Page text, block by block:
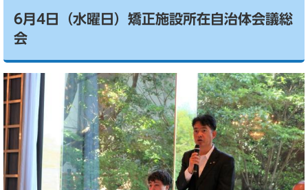
6月4日（水曜日）矯正施設所在自治体会議総
会